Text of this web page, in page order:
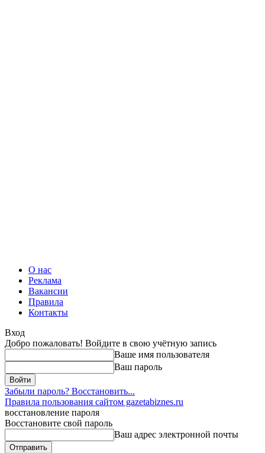
О нас
Реклама
Вакансии
Правила
Контакты
Вход
Добро пожаловать! Войдите в свою учётную запись
Ваше имя пользователя
Ваш пароль
Забыли пароль? Восстановить...
Правила пользования сайтом gazetabiznes.ru
восстановление пароля
Восстановите свой пароль
Ваш адрес электронной почты